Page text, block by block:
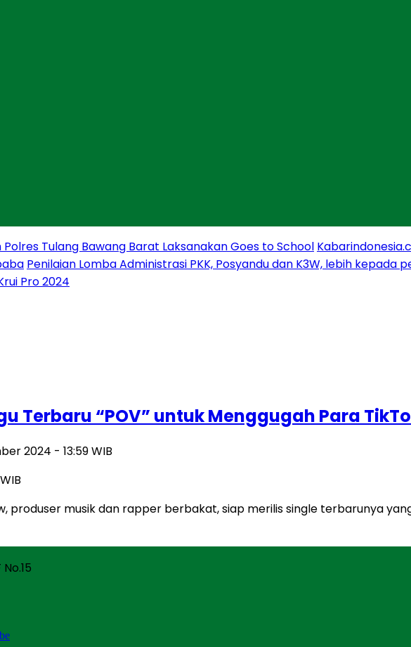
Tulang Bawang Barat Laksanakan Goes to School
Penilaian Lomba Administrasi PKK, Posyandu dan K3W, lebih kepada
Pro 2024
Terbaru “POV” untuk Menggugah Para
2024 - 13:59 WIB
produser musik dan rapper berbakat, siap merilis single terbarunya